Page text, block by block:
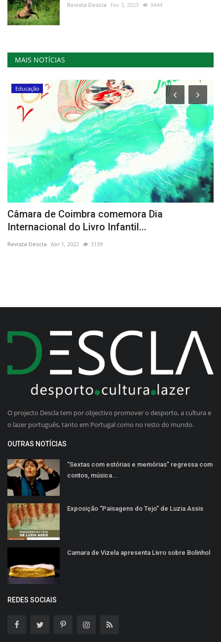
Revista Descla Fev 3, 2023 9444
MAIS NOTÍCIAS
Educação
Câmara de Coimbra comemora Dia
Internacional do Livro Infantil...
Revista Descla Abr 1, 2022 3139
O projecto Descla tem por objectivo promover o desporto, a cultura e
o lazer português, tanto em Portugal como no resto do mundo.
OUTRAS NOTÍCIAS
“Sextas com estórias e memórias” regressa com
contos, música...
Exposição “Paisagens do Tejo” de Luzia Assis
Camara de Vizela apresenta Livro sobre Bolinhol
REDES SOCIAIS